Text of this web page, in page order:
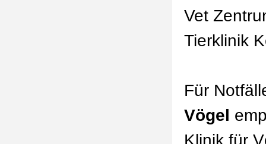
Vet
Tierklinik
Für
Vögel
Klinik für